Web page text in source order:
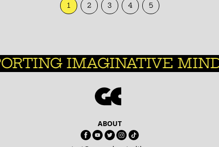
1 2 3 4 5
IMAGINATIVE
ABOUT